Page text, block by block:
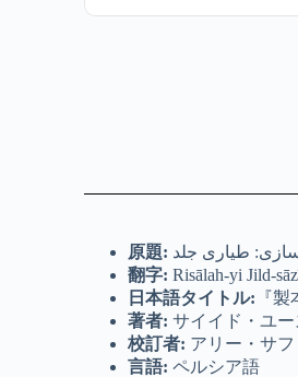
原題: طیاری جلد
翻字: Risālah-yi Jild-
日本語タイトル: 『
著者: サイイド・ユ
校訂者: アリー・サ
言語: ペルシア語